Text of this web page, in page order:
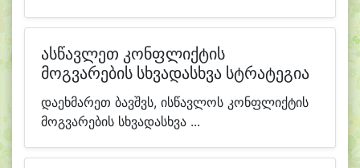
ასწავლეთ კონფლიქტის
მოგვარების სხვადასხვა სტრატეგია
დაეხმარეთ ბავშვს, ისწავლოს კონფლიქტის
მოგვარების სხვადასხვა ...